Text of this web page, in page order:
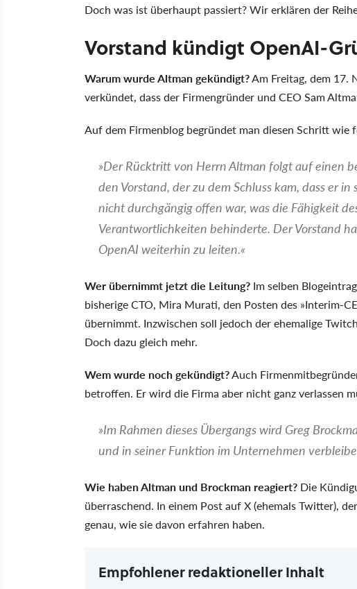
Doch was ist überhaupt passiert? Wir erklären der
Vorstand kündigt OpenAI-
Warum wurde Altman gekündigt?Am Freitag, dem 17.
verkündet, dass der Firmengründer und CEO Sam
Auf dem Firmenblog begründet man diesen Schritt wie
»Der Rücktritt von Herrn Altman folgt auf einen
den Vorstand, der zu dem Schluss kam, dass er
nicht durchgängig offen war, was die Fähigkeit
Verantwortlichkeiten behinderte. Der Vorstand
OpenAI weiterhin zu leiten.«
Wer übernimmt jetzt die Leitung? Im selben
bisherige CTO, Mira Murati, den Posten des »Interim-
übernimmt. Inzwischen soll jedoch der ehemalige
Doch dazu gleich mehr.
Wem wurde noch gekündigt?Auch
betroffen. Er wird die Firma aber nicht ganz verlassen
»Im Rahmen dieses Übergangs wird Greg
und in seiner Funktion im Unternehmen
Wie haben Altman und Brockman reagiert? Die
überraschend. In einem Post auf X (ehemals Twitter),
genau, wie sie davon erfahren haben.
Empfohlener redaktioneller Inhalt